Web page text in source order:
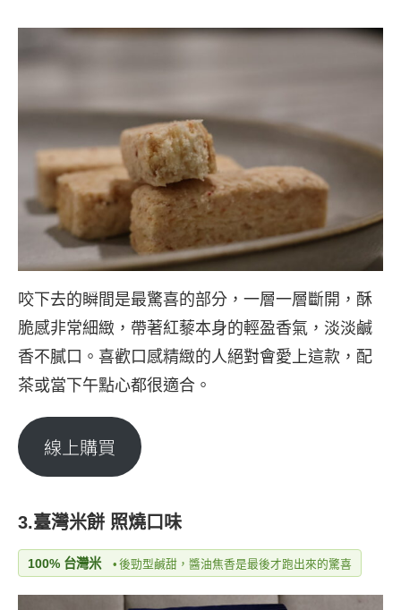
咬下去的瞬間是最驚喜的部分，一層一層斷開，酥
脆感非常細緻，帶著紅藜本身的輕盈香氣，淡淡鹹
香不膩口。喜歡口感精緻的人絕對會愛上這款，配
茶或當下午點心都很適合。
線上購買
3.臺灣米餅 照燒口味
100% 台灣米 • 後勁型鹹甜，醬油焦香是最後才跑出來的驚喜